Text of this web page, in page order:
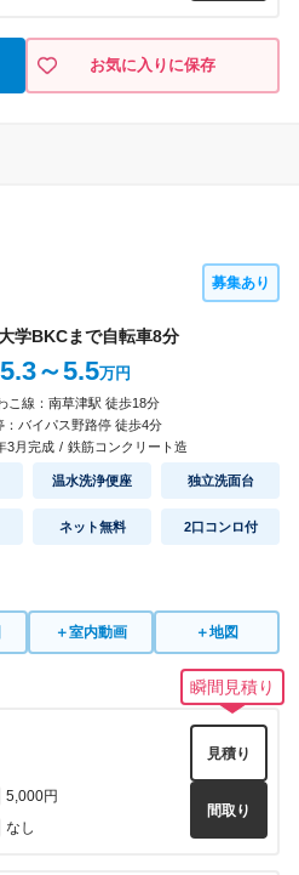
お気に入りに保存
募集あり
学BKCまで自転車8分
5.3～5.5万円
こ線： 南草津駅 徒歩18分
バイパス野路停徒歩4分
3月完成 / 鉄筋コンクリート造
温水洗浄便座 独立洗面台
ネット無料 2口コンロ付
＋室内動画 ＋地図
瞬間見積り
5,000円
なし
見積り
間取り